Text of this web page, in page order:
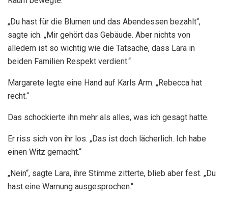
„Du hast für die Blumen und das Abendessen bezahlt“,
sagte ich. „Mir gehört das Gebäude. Aber nichts von
alledem ist so wichtig wie die Tatsache, dass Lara in
beiden Familien Respekt verdient.“
Margarete legte eine Hand auf Karls Arm. „Rebecca hat
recht.“
Das schockierte ihn mehr als alles, was ich gesagt hatte.
Er riss sich von ihr los. „Das ist doch lächerlich. Ich habe
einen Witz gemacht.“
„Nein“, sagte Lara, ihre Stimme zitterte, blieb aber fest. „Du
hast eine Warnung ausgesprochen.“